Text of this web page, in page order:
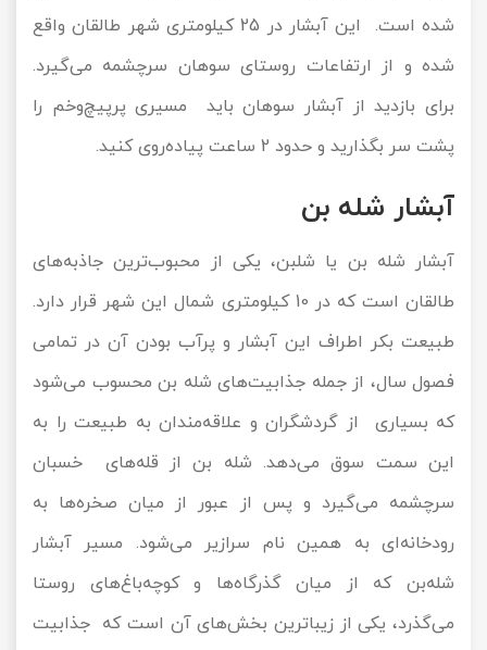
شده است. این آبشار در 25 کیلومتری شهر طالقان واقع
شده و از ارتفاعات روستای سوهان سرچشمه می‌گیرد.
برای بازدید از آبشار سوهان باید مسیری پرپیچ‌وخم را
پشت سر بگذارید و حدود 2 ساعت پیاده‌روی کنید.
آبشار شله بن
آبشار شله بن یا شلبن، یکی از محبوب‌ترین جاذبه‌های
طالقان است که در 10 کیلومتری شمال این شهر قرار دارد.
طبیعت بکر اطراف این آبشار و پرآب بودن آن در تمامی
فصول سال، از جمله جذابیت‌های شله بن محسوب می‌شود
که بسیاری از گردشگران و علاقه‌مندان به طبیعت را به
این سمت سوق می‌دهد. شله بن از قله‌های خسبان
سرچشمه می‌گیرد و پس از عبور از میان صخره‌ها به
رودخانه‌ای به همین نام سرازیر می‌شود. مسیر آبشار
شله‌بن که از میان گذرگاه‌ها و کوچه‌باغ‌های روستا
می‌گذرد، یکی از زیباترین بخش‌های آن است که جذابیت